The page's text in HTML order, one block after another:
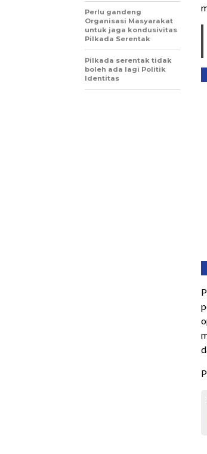
Perlu gandeng
Organisasi Masyarakat
untuk jaga kondusivitas
Pilkada Serentak
Pilkada serentak tidak
boleh ada lagi Politik
Identitas